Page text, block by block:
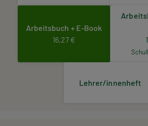
Arbeitsbuch + E-Book
16,27 €
Lehrer/innenheft